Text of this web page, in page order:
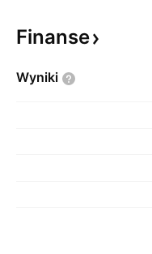
Finanse
Wyniki